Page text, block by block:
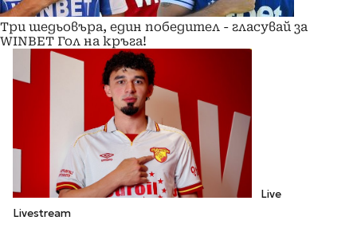
Три шедьовъра, един победител - гласувай за
WINBET Гол на кръга!
Live
Livestream